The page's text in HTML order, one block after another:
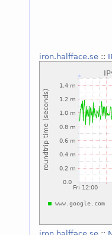
iron.halfface.se::